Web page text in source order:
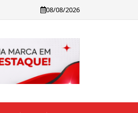
08/08/2026